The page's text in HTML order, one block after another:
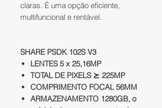
claras. É uma opção eficiente,
multifuncional e rentável.
SHARE PSDK 102S V3
LENTES 5 x 25,16MP
TOTAL DE PIXELS ⪰ 225MP
COMPRIMENTO FOCAL 56MM
ARMAZENAMENTO 1280GB, o